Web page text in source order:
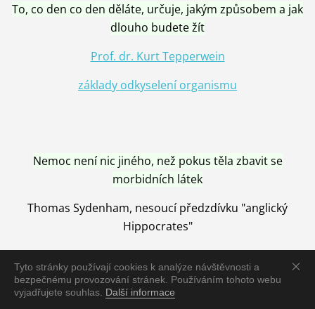
Tyto stránky používají cookies k analýze návštěvnosti a
bezpečnému provozování stránek. Používáním tohoto webu
vyjadřujete souhlas. Další informace
To, co den co den děláte, určuje, jakým způsobem a jak
dlouho budete žít
Prof. dr. Kurt Tepperwein
základy odkyselení organismu
Nemoc není nic jiného, než pokus těla zbavit se
morbidních látek
Thomas Sydenham, nesoucí předzdívku "anglický
Hippocrates"
Nemoc je vyléčena jen pomocí Přírody, neutralizací a